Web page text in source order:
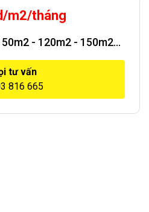
m2/tháng
50m2 - 120m2 - 150m2...
tư vấn
816 665